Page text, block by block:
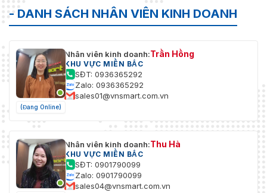
- DANH SÁCH NHÂN VIÊN KINH DOANH
(Đang Online)
Nhân viên kinh doanh:Trần Hồng
KHU VỰC MIỀN BẮC
SĐT: 0936365292
Zalo: 0936365292
sales01@vnsmart.com.vn
Nhân viên kinh doanh:Thu Hà
KHU VỰC MIỀN BẮC
SĐT: 0901790099
Zalo: 0901790099
sales04@vnsmart.com.vn